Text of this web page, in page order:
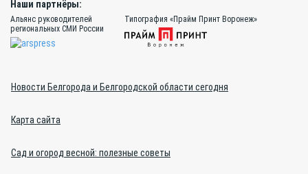
Наши партнёры:
Альянс руководителей
региональных СМИ России
Типография «Прайм Принт Воронеж»
Новости Белгорода и Белгородской области сегодня
Карта сайта
Сад и огород весной: полезные советы